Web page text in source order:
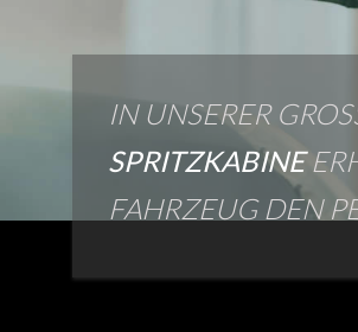
IN UNSERER
SPRITZKABINE
FAHRZEUG DEN